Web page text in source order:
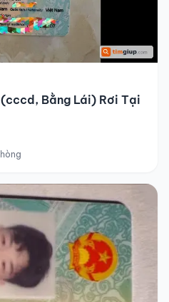
Bằng Lái) Rơi Tại